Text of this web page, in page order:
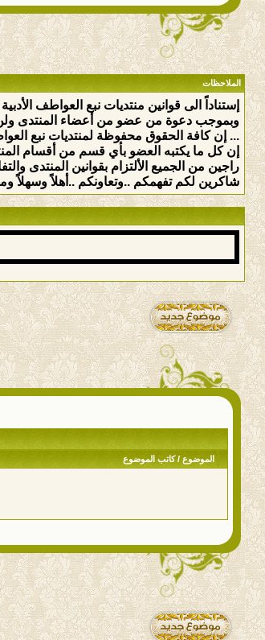
الملاحظات
إستناداً الى قوانين منتديات نبع العواطف
وبموجب دعوة من عضو من أعضاء المنتدى
... إن كافة الحقوق محفوظة لمنتديات نبع
إن كل ما يكتبه العضو بأي قسم من أقسام
راجين من الجميع الألتزام بقوانين المنتدى
شاكرين لكم تفهمكم ..وتعاونكم ..أهلاً وسهلاً
الموضوع /كاتب الموضوع